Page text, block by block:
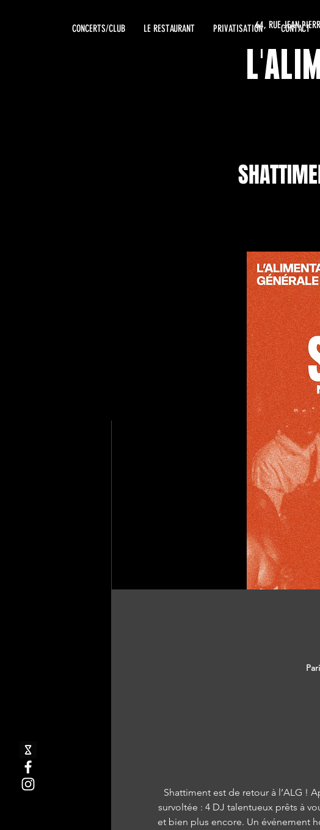
CONCERTS/CLUB LE RESTAURANT PRIVATISATION CONTACT
64, RUE JEAN
Shattiment est de retour à l’ALG !
survoltée : 4 DJ talentueux prêts à
et bien plus encore. Un événement